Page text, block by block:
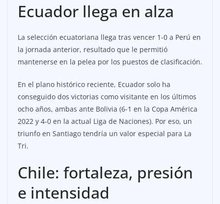
Ecuador llega en alza
La selección ecuatoriana llega tras vencer 1-0 a Perú en
la jornada anterior, resultado que le permitió
mantenerse en la pelea por los puestos de clasificación.
En el plano histórico reciente, Ecuador solo ha
conseguido dos victorias como visitante en los últimos
ocho años, ambas ante Bolivia (6-1 en la Copa América
2022 y 4-0 en la actual Liga de Naciones). Por eso, un
triunfo en Santiago tendría un valor especial para La
Tri.
Chile: fortaleza, presión
e intensidad